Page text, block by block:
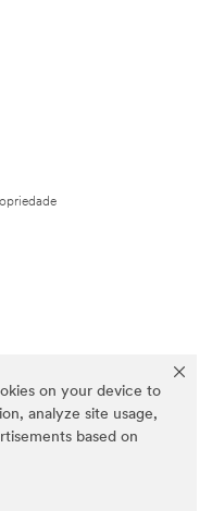
on your device to
analyze site usage,
based on